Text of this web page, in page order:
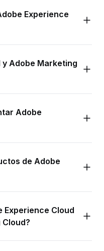
Experience
y Adobe Marketing
Adobe
de Adobe
Experience Cloud